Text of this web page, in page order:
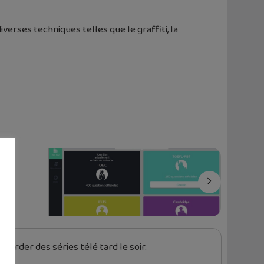
techniques telles que le graffiti, la
des séries télé tard le soir.